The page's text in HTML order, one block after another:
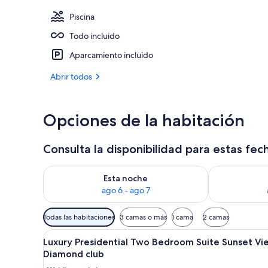
Piscina
Todo incluido
Aparcamiento incluido
Abrir todos
Opciones de la habitación
Consulta la disponibilidad para estas
Esta noche
ago 6 - ago 7
Consulta la disponibilidad para esta noche, ago 6 -
Consulta la
Filtros
disponibles
para
las
Todas las habitaciones 3 camas o más 1 cama 2 camas
Abrir
todas
Ducha y cabezal de ducha
2
Luxury Presidential Two Bedroom Suite Sunset
Diamond club